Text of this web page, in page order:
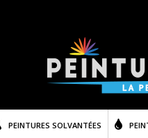
PEINTURES SOLVANTÉES